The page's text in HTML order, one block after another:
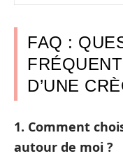
FAQ :
D’UNE
1. Comment
autour de moi ?